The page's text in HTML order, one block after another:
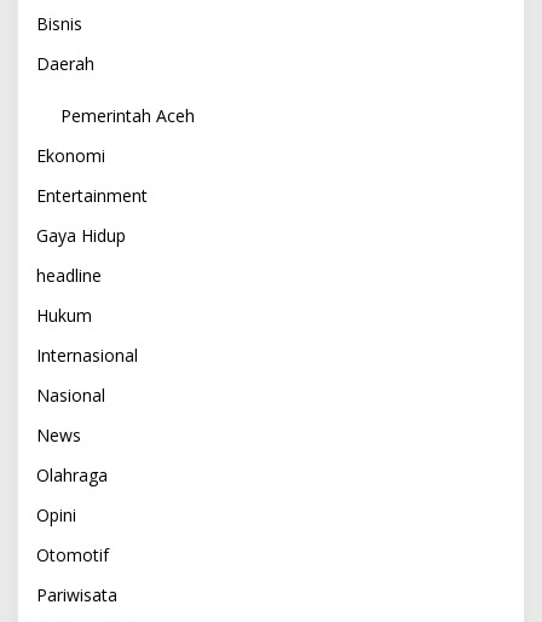
Bisnis
Daerah
Pemerintah Aceh
Ekonomi
Entertainment
Gaya Hidup
headline
Hukum
Internasional
Nasional
News
Olahraga
Opini
Otomotif
Pariwisata